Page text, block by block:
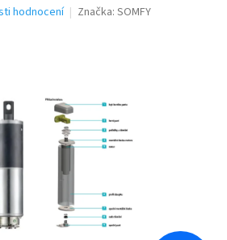
hodnocení Značka: SOMFY